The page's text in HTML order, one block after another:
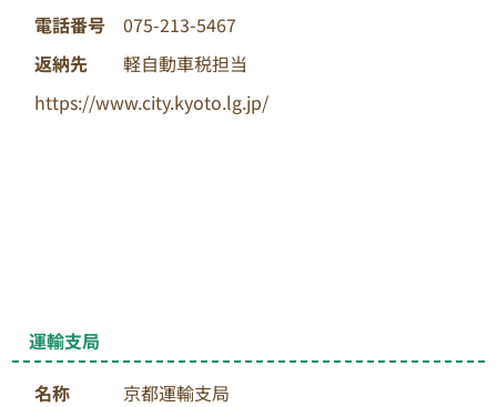
電話番号
075-213-5467
返納先
軽自動車税担当
https://www.city.kyoto.lg.jp/
運輸支局
名称
京都運輸支局